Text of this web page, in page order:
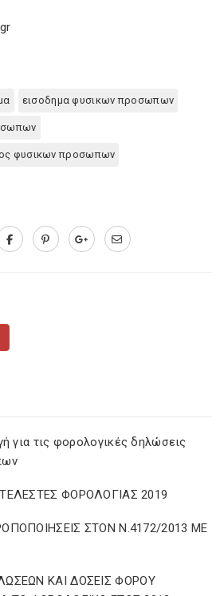
εισοδημα φυσικων προσωπων
φυσικων προσωπων
για τις φορολογικές δηλώσεις
ΦΟΡΟΛΟΓΙΑΣ 2019
ΣΤΟΝ Ν.4172/2013 ΜΕ
ΚΑΙ ΔΟΣΕΙΣ ΦΟΡΟΥ